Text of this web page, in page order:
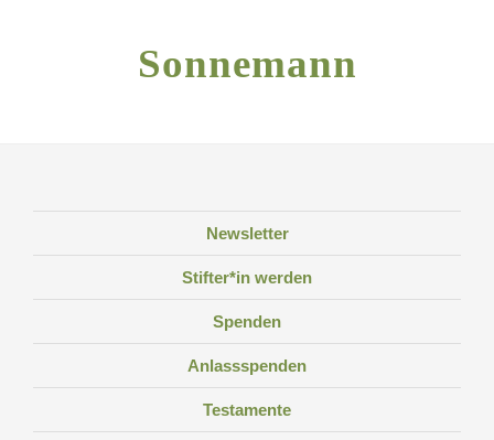
Sonnemann
Newsletter
Stifter*in werden
Spenden
Anlassspenden
Testamente